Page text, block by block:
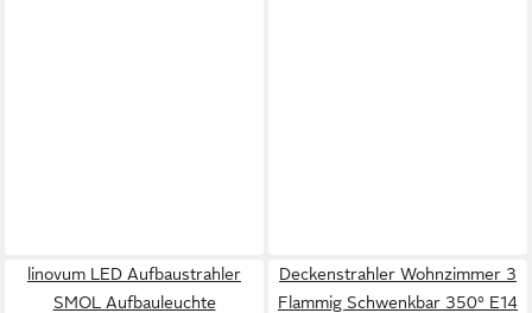
linovum LED Aufbaustrahler
SMOL Aufbauleuchte
Deckenstrahler Wohnzimmer 3
Flammig Schwenkbar 350° E14